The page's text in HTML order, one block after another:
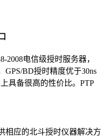
2008电信级授时服务器，
BD授时精度优于30ns
具备很高的性价比。PTP
相应的北斗授时仪器解决方